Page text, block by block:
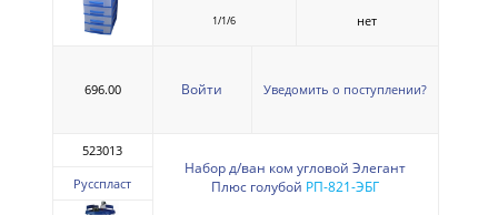
1/1/6 нет
696.00 Войти Уведомить о поступлении?
523013
Русспласт
Набор д/ван ком угловой Элегант
Плюс голубой РП-821-ЭБГ